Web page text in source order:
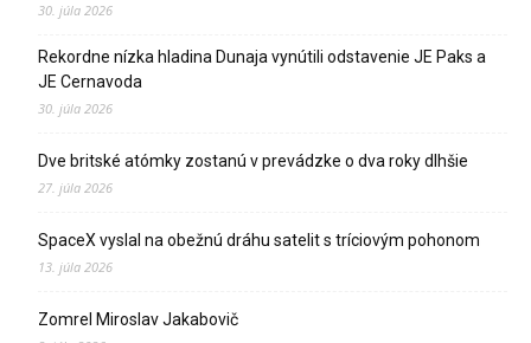
30. júla 2026
Rekordne nízka hladina Dunaja vynútili odstavenie JE Paks a
JE Cernavoda
30. júla 2026
Dve britské atómky zostanú v prevádzke o dva roky dlhšie
27. júla 2026
SpaceX vyslal na obežnú dráhu satelit s tríciovým pohonom
13. júla 2026
Zomrel Miroslav Jakabovič